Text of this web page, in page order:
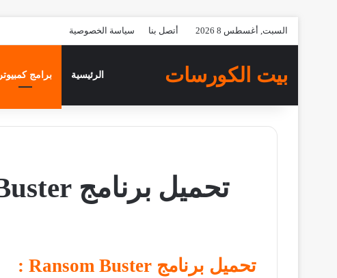
السبت, أغسطس 8 2026 أتصل بنا سياسة الخصوصية
بيت الكورسات الرئيسية برامج كمبيوتر
تحميل برنامج Ransom Buster لحماية صورك من السرقة نهائياً
تحميل برنامج Ransom Buster :